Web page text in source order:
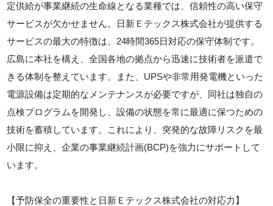
定供給が事業継続の生命線となる業種では、信頼性の高い保守
サービスが欠かせません。日新Ｅテックス株式会社が提供する
サービスの最大の特徴は、24時間365日対応の保守体制です。
広島に本社を構え、全国各地の拠点から迅速に技術者を派遣で
きる体制を整えています。また、UPSや非常用発電機といった
電源設備は定期的なメンテナンスが必要ですが、同社は独自の
点検プログラムを開発し、設備の状態を常に最適に保つための
技術を蓄積しています。これにより、突発的な故障リスクを最
小限に抑え、企業の事業継続計画(BCP)を強力にサポートして
います。
【予防保全の重要性と日新Ｅテックス株式会社の対応力】